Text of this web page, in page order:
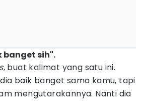
banget sih".
, buat kalimat yang satu ini.
baik banget sama kamu, tapi
mengutarakannya. Nanti dia